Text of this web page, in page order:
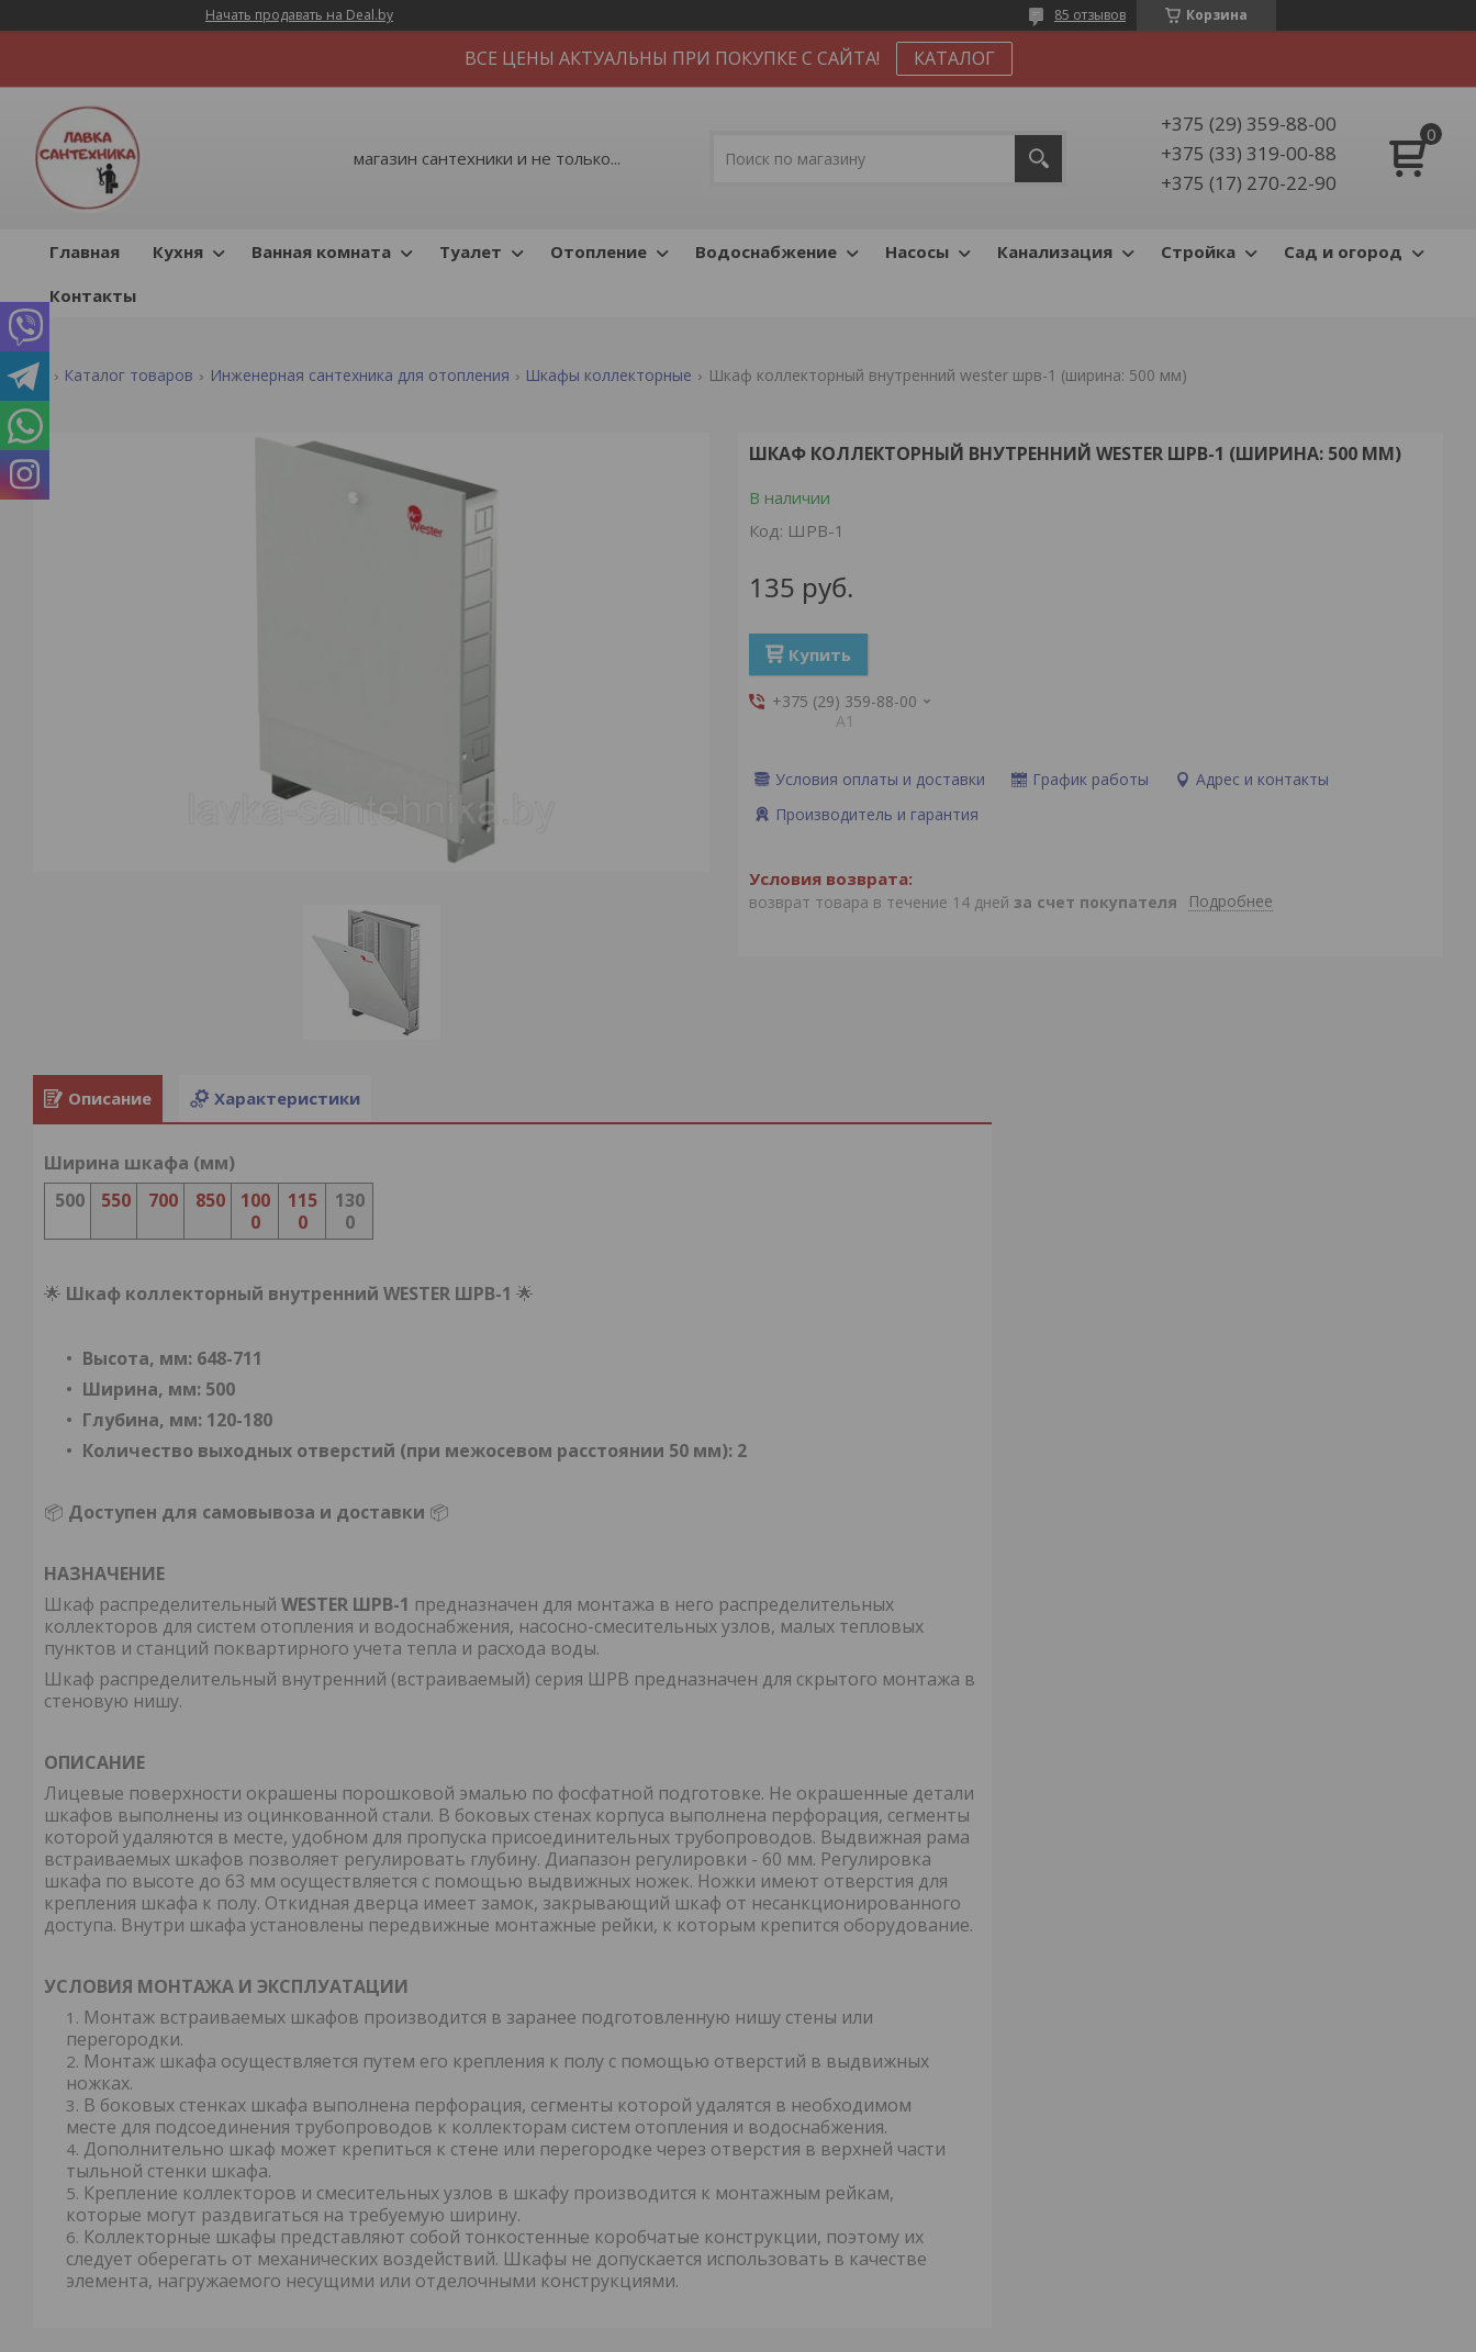
Начать продавать на Deal.by Корзина
85 отзывов
ВСЕ ЦЕНЫ АКТУАЛЬНЫ ПРИ ПОКУПКЕ С САЙТА! КАТАЛОГ
магазин сантехники и не только...
+375 (29) 359-88-00
+375 (33) 319-00-88
+375 (17) 270-22-90
Главная Кухня Ванная комната Туалет Отопление Водоснабжение Насосы Канализация Стройка
Сад и огород
Контакты
Каталог товаров Инженерная сантехника для отопления Шкафы коллекторные Шкаф коллекторный внутренний wester шрв-1 (ширина: 500 мм)
ШКАФ КОЛЛЕКТОРНЫЙ ВНУТРЕННИЙ WESTER ШРВ-1 (ШИРИНА: 500 ММ)
В наличии
Код: ШРВ-1
135 руб.
Купить
+375 (29) 359-88-00
А1
Условия оплаты и доставки График работы
Адрес и контакты
Производитель и гарантия
возврат товара в течение 14 дней за счет покупателя Подробнее
Описание Характеристики
Ширина шкафа (мм)
500
550 700 850
100
0
115
0
130
0
🌟 Шкаф коллекторный внутренний WESTER ШРВ-1 🌟
Высота, мм: 648-711
Ширина, мм: 500
Глубина, мм: 120-180
Количество выходных отверстий (при межосевом расстоянии 50 мм): 2
📦 Доступен для самовывоза и доставки 📦
НАЗНАЧЕНИЕ
Шкаф распределительный WESTER ШРВ-1 предназначен для монтажа в него распределительных
коллекторов для систем отопления и водоснабжения, насосно-смесительных узлов, малых тепловых
пунктов и станций поквартирного учета тепла и расхода воды.
Шкаф распределительный внутренний (встраиваемый) серия ШРВ предназначен для скрытого монтажа в
стеновую нишу.
ОПИСАНИЕ
Лицевые поверхности окрашены порошковой эмалью по фосфатной подготовке. Не окрашенные детали
шкафов выполнены из оцинкованной стали. В боковых стенах корпуса выполнена перфорация, сегменты
которой удаляются в месте, удобном для пропуска присоединительных трубопроводов. Выдвижная рама
встраиваемых шкафов позволяет регулировать глубину. Диапазон регулировки - 60 мм. Регулировка
шкафа по высоте до 63 мм осуществляется с помощью выдвижных ножек. Ножки имеют отверстия для
крепления шкафа к полу. Откидная дверца имеет замок, закрывающий шкаф от несанкционированного
доступа. Внутри шкафа установлены передвижные монтажные рейки, к которым крепится оборудование.
УСЛОВИЯ МОНТАЖА И ЭКСПЛУАТАЦИИ
Монтаж встраиваемых шкафов производится в заранее подготовленную нишу стены или
перегородки.
Монтаж шкафа осуществляется путем его крепления к полу с помощью отверстий в выдвижных
ножках.
В боковых стенках шкафа выполнена перфорация, сегменты которой удалятся в необходимом
месте для подсоединения трубопроводов к коллекторам систем отопления и водоснабжения.
Дополнительно шкаф может крепиться к стене или перегородке через отверстия в верхней части
тыльной стенки шкафа.
Крепление коллекторов и смесительных узлов в шкафу производится к монтажным рейкам,
которые могут раздвигаться на требуемую ширину.
Коллекторные шкафы представляют собой тонкостенные коробчатые конструкции, поэтому их
следует оберегать от механических воздействий. Шкафы не допускается использовать в качестве
элемента, нагружаемого несущими или отделочными конструкциями.